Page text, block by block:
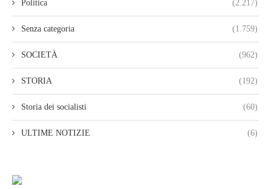
Politica (2.217)
Senza categoria (1.759)
SOCIETÀ (962)
STORIA (192)
Storia dei socialisti (60)
ULTIME NOTIZIE (6)